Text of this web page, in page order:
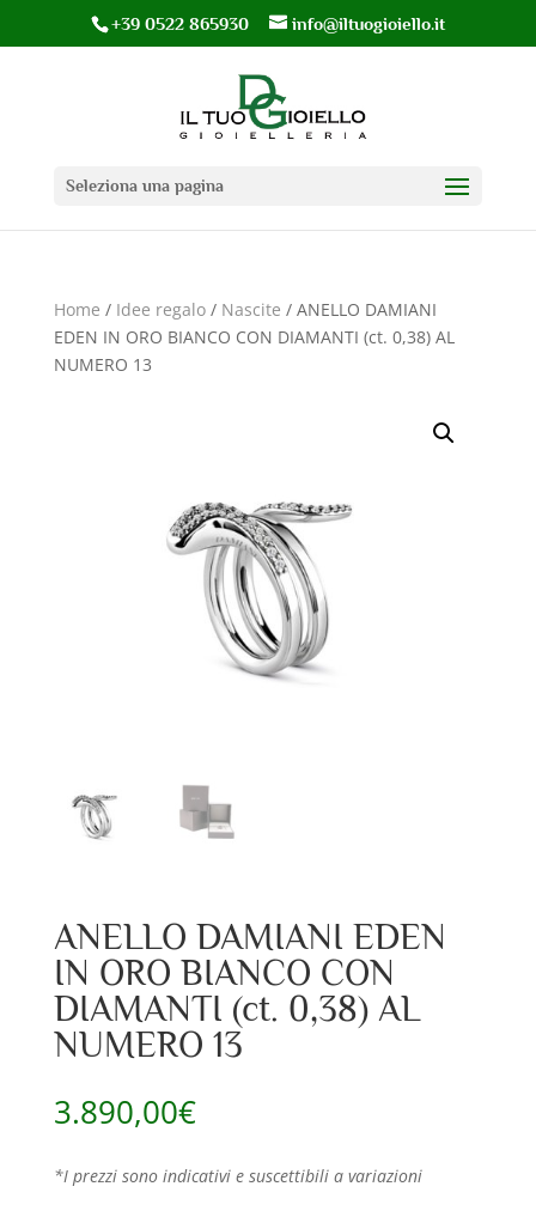
+39 0522 865930 info@iltuogioiello.it
Seleziona una pagina
Home / Idee regalo/ Nascite / ANELLO DAMIANI
EDEN IN ORO BIANCO CON DIAMANTI (ct. 0,38) AL
NUMERO 13
ANELLO DAMIANI EDEN
IN ORO BIANCO CON
DIAMANTI (ct. 0,38) AL
NUMERO 13
3.890,00€
*I prezzi sono indicativi e suscettibili a variazioni